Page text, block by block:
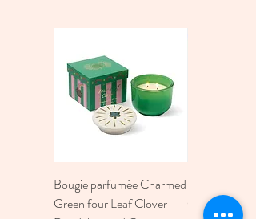
Bougie parfumée Charmed
Green four Leaf Clover -
Oz./118Ml